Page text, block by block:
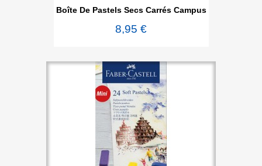
Boîte De Pastels Secs Carrés Campus
8,95 €